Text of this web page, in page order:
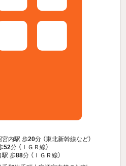
宮内駅 歩20分 （東北新幹線など）
52分 （ＩＧＲ線）
駅 歩88分 （ＩＧＲ線）